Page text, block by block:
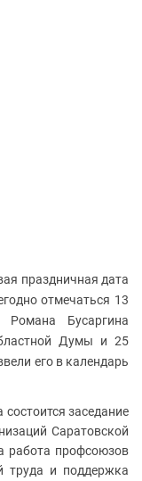
праздничная дата
отмечаться 13
Бусаргина
Думы и 25
его в календарь
заседание
Саратовской
работа профсоюзов
труда и поддержка